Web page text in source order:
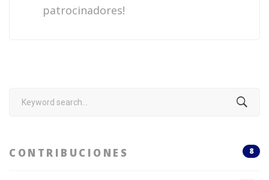
patrocinadores!
Search
CONTRIBUCIONES 8